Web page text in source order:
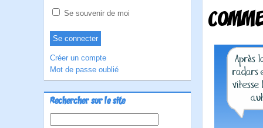
Se souvenir de moi
Créer un compte
Mot de passe oublié
Rechercher sur le site